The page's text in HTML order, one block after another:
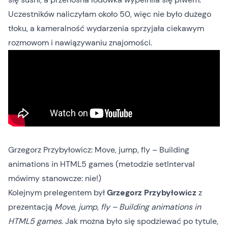
Uczestników naliczyłam około 50, więc nie było dużego
tłoku, a kameralność wydarzenia sprzyjała ciekawym
rozmowom i nawiązywaniu znajomości.
Grzegorz Przybyłowicz: Move, jump, fly – Building
animations in HTML5 games (metodzie setInterval
mówimy stanowcze: nie!)
Kolejnym prelegentem byłGrzegorz Przybyłowicz z
prezentacją Move, jump, fly – Building animations in
HTML5 games. Jak można było się spodziewać po tytule,